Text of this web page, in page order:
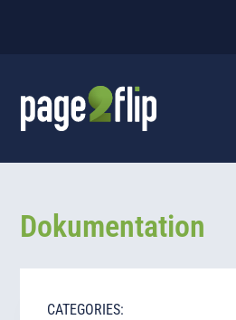
Dokumentation
CATEGORIES: